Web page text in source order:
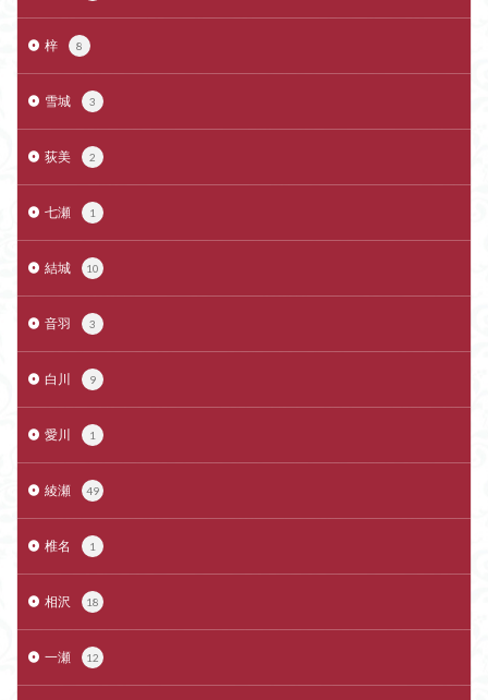
梓 8
雪城 3
荻美 2
七瀬 1
結城 10
音羽 3
白川 9
愛川 1
綾瀬 49
椎名 1
相沢 18
一瀬 12